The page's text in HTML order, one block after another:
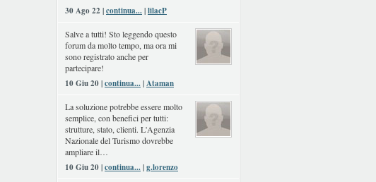
30 Ago 22 |continua...|lilacP
Salve a tutti! Sto leggendo questo
forum da molto tempo, ma ora mi
sono registrato anche per
partecipare!
10 Giu 20 |continua...|Ataman
La soluzione potrebbe essere molto
semplice, con benefici per tutti:
strutture, stato, clienti. L'Agenzia
Nazionale del Turismo dovrebbe
ampliare il…
10 Giu 20 |continua...|g.lorenzo